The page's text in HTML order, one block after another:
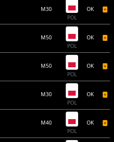
M30
POL
OK
M50
POL
OK
M50
POL
OK
M30
POL
OK
M40
POL
OK